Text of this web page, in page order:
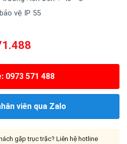
vệ IP 55
0973 571 488
viên qua Zalo
gặp trục trặc? Liên hệ hotline